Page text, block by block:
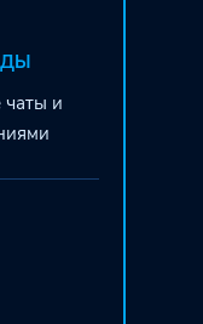
чаты и